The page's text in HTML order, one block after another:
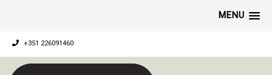
MENU
+351 226091460